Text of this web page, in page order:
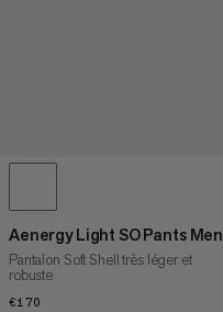
Aenergy Light SO Pants Men
Pantalon Soft Shell très léger et
robuste
€170